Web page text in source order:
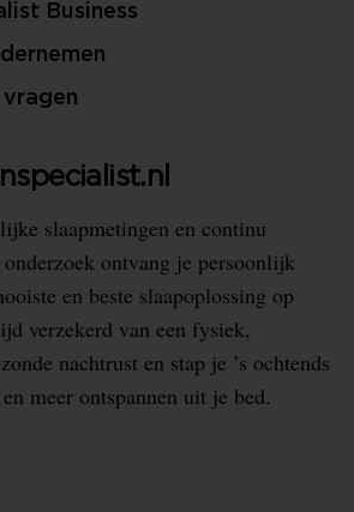
Business
slaapmetingen en continu
ontvang je persoonlijk
en beste slaapoplossing op
verzekerd van een fysiek,
nachtrust en stap je ’s ochtends
meer ontspannen uit je bed.